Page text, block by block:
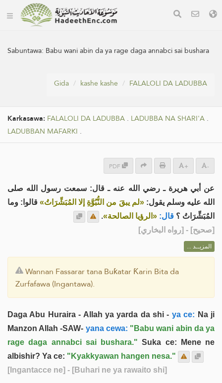
Sabuntawa: Babu wani abin da ya rage daga annabci sai bushara
Gida kashe kashe FALALOLI DA LADUBBA
Karkasawa: FALALOLI DA LADUBBA . LADUBBA NA SHARI'A .
LADUBBAN MAFARKI .
PDF + -
عن أبي هريرة ـ رضي الله عنه ـ قال: سمعت رسول الله صلى
الله عليه وسلم يقول:«لم يبقَ من النُّبُوَّةِ إلا المُبَشِّرَاتُ»قالوا: وما
المُبَشِّرَاتُ ؟ قال: «الرؤيا الصالحة».
[صحيح] - [رواه البخاري]
المزيــد ...
Wannan Fassarar tana Buƙatar Ƙarin Bita da
Zurfafawa (Ingantawa).
Daga Abu Huraira - Allah ya yarda da shi - ya ce: Na ji
Manzon Allah -SAW- yana cewa: "Babu wani abin da ya
rage daga annabci sai bushara." Suka ce: Mene ne
albishir? Ya ce: "Kyakkyawan hangen nesa."
[Ingantacce ne] - [Buhari ne ya rawaito shi]